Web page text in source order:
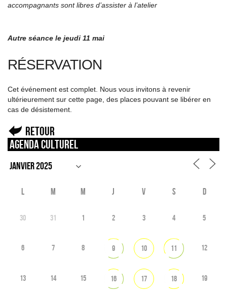
accompagnants sont libres d’assister à l’atelier
Autre séance le jeudi 11 mai
RÉSERVATION
Cet événement est complet. Nous vous invitons à revenir
ultérieurement sur cette page, des places pouvant se libérer en
cas de désistement.
Retour
Agenda culturel
L M M J V S D
30 31 1 2 3 4 5
6 7 8 9 10 11 12
13 14 15 16 17 18 19